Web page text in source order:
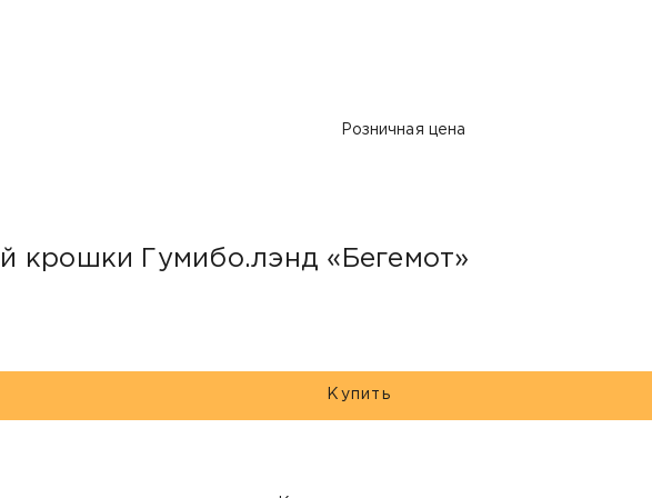
Розничная цена
крошки Гумибо.лэнд «Бегемот»
Купить